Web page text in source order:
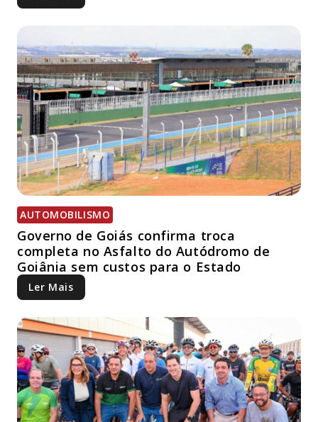
AUTOMOBILISMO
Governo de Goiás confirma troca
completa no Asfalto do Autódromo de
Goiânia sem custos para o Estado
Ler Mais